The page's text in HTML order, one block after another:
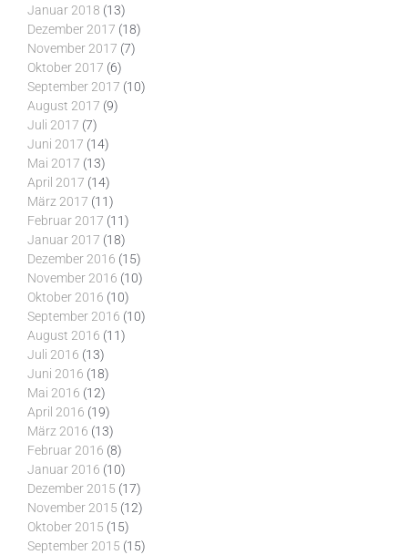
Januar 2018 (13)
Dezember 2017 (18)
November 2017 (7)
Oktober 2017 (6)
September 2017 (10)
August 2017 (9)
Juli 2017 (7)
Juni 2017 (14)
Mai 2017 (13)
April 2017 (14)
März 2017 (11)
Februar 2017 (11)
Januar 2017 (18)
Dezember 2016 (15)
November 2016 (10)
Oktober 2016 (10)
September 2016 (10)
August 2016 (11)
Juli 2016 (13)
Juni 2016 (18)
Mai 2016 (12)
April 2016 (19)
März 2016 (13)
Februar 2016 (8)
Januar 2016 (10)
Dezember 2015 (17)
November 2015 (12)
Oktober 2015 (15)
September 2015 (15)